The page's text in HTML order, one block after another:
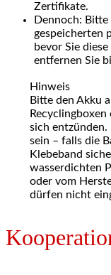
Zertifikate.
Dennoch: Bitte
gespeicherten
bevor Sie
entfernen Sie
Hinweis
Bitte den Akku
sich entzünden.
sein – falls die
Klebeband
wasserdichten
oder vom
dürfen nicht